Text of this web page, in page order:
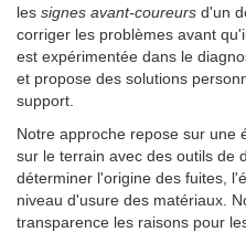
les signes avant-coureurs d'un
corriger les problèmes avant
est expérimentée dans le
et propose des solutions
support.
Notre approche repose sur une
sur le terrain avec des outils de
déterminer l'origine des fuites,
niveau d'usure des matériaux.
transparence les raisons pour